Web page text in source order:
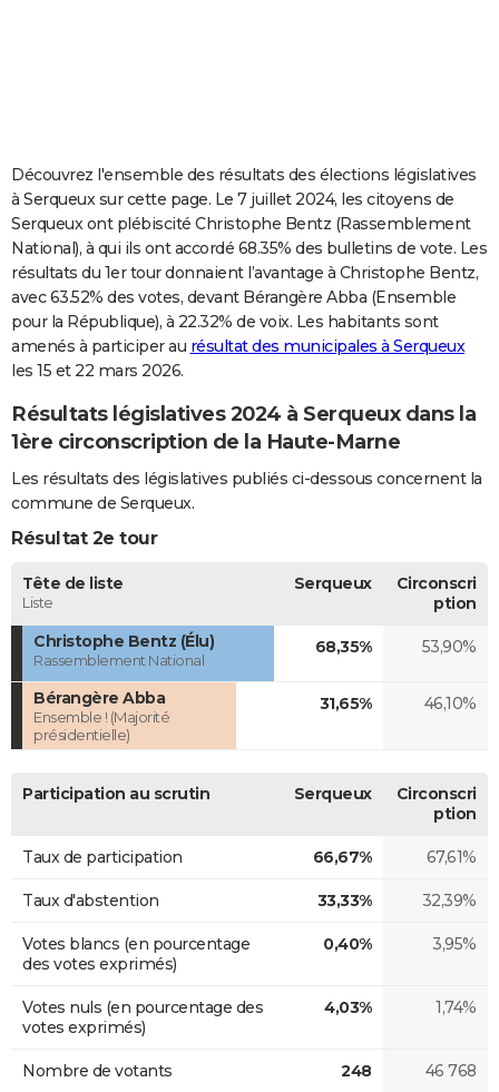
Carte de Noël
Carte Bonne année
Carte Saint-Valentin
Carte Pâques
Carte d'anniversaire
DICTIONNAIRE
Dictionnaire
Biographies
Citations
Expressions
Proverbes
PROGRAMME TV
COPAINS D'AVANT
S'inscrire
Se connecter
Lycées
Collèges
Primaires
Universités
Entreprises
Service militaire
Avis de recherche
AVIS DE DÉCÈS
Découvrez l'ensemble des résultats des élections législatives
à Serqueux sur cette page. Le 7 juillet 2024, les citoyens de
Serqueux ont plébiscité Christophe Bentz (Rassemblement
National), à qui ils ont accordé 68.35% des bulletins de vote. Les
résultats du 1er tour donnaient l’avantage à Christophe Bentz,
avec 63.52% des votes, devant Bérangère Abba (Ensemble
pour la République), à 22.32% de voix. Les habitants sont
amenés à participer au résultat des municipales à Serqueux
les 15 et 22 mars 2026.
Résultats législatives 2024 à Serqueux dans la
1ère circonscription de la Haute-Marne
Les résultats des législatives publiés ci-dessous concernent la
commune de Serqueux.
Résultat 2e tour
Tête de liste
Liste
Serqueux
Circonscri
ption
Christophe Bentz (Élu)
Rassemblement National
68,35% 53,90%
Bérangère Abba
Ensemble ! (Majorité
présidentielle)
31,65% 46,10%
Participation au scrutin Serqueux
Circonscri
ption
Taux de participation 66,67% 67,61%
Taux d'abstention 33,33% 32,39%
Votes blancs (en pourcentage
des votes exprimés)
0,40% 3,95%
Votes nuls (en pourcentage des
votes exprimés)
4,03% 1,74%
Nombre de votants 248 46 768